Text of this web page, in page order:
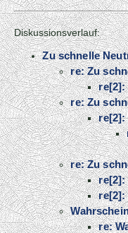
Diskussionsverlauf:
Zu schnelle
re: Zu
re[2]:
re: Zu
re[2]:
re: Zu
re[2]:
re[2]:
re: